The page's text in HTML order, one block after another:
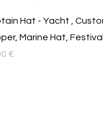
Hat - Yacht ,
Marine Hat,
€